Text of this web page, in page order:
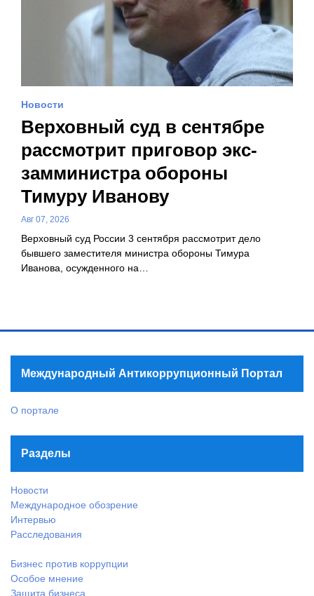
Новости
Верховный суд в сентябре
рассмотрит приговор экс-
замминистра обороны
Тимуру Иванову
Авг 07, 2026
Верховный суд России 3 сентября рассмотрит дело
бывшего заместителя министра обороны Тимура
Иванова, осужденного на…
Международный Антикоррупционный Портал
О портале
Разделы
Новости
Международное обозрение
Интервью
Расследования
Бизнес против коррупции
Особое мнение
Защита бизнеса